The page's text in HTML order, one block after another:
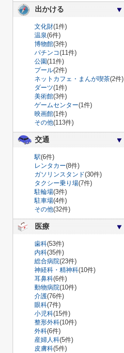
出かける
文化財(1件)
温泉(6件)
博物館(3件)
パチンコ(11件)
公園(11件)
プール(2件)
ネットカフェ・まんが喫茶(2件)
ダーツ(1件)
美術館(3件)
ゲームセンター(1件)
映画館(1件)
その他(113件)
交通
駅(6件)
レンタカー(8件)
ガソリンスタンド(30件)
タクシー乗り場(7件)
駐輪場(3件)
駐車場(4件)
その他(32件)
医療
歯科(53件)
内科(35件)
総合病院(23件)
神経科・精神科(10件)
耳鼻科(6件)
動物病院(10件)
介護(76件)
眼科(7件)
小児科(15件)
整形外科(10件)
外科(6件)
産婦人科(5件)
皮膚科(5件)